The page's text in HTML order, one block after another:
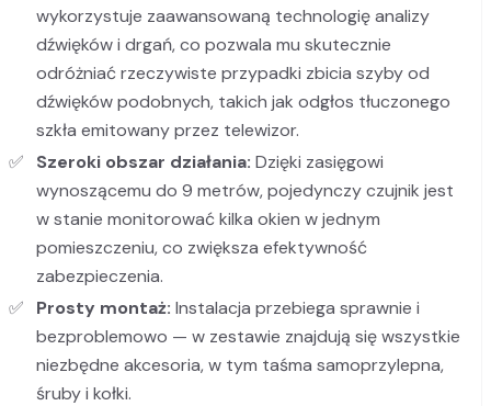
wykorzystuje zaawansowaną technologię analizy
dźwięków i drgań, co pozwala mu skutecznie
odróżniać rzeczywiste przypadki zbicia szyby od
dźwięków podobnych, takich jak odgłos tłuczonego
szkła emitowany przez telewizor.
Szeroki obszar działania: Dzięki zasięgowi
wynoszącemu do 9 metrów, pojedynczy czujnik jest
w stanie monitorować kilka okien w jednym
pomieszczeniu, co zwiększa efektywność
zabezpieczenia.
Prosty montaż: Instalacja przebiega sprawnie i
bezproblemowo — w zestawie znajdują się wszystkie
niezbędne akcesoria, w tym taśma samoprzylepna,
śruby i kołki.